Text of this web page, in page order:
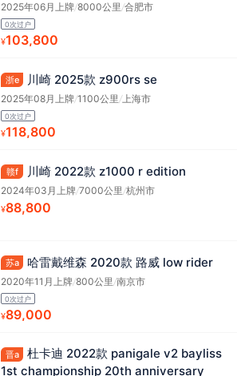
2025年06月上牌/8000公里/合肥市
0次过户
¥103,800
浙e 川崎 2025款 z900rs se
2025年08月上牌/1100公里 /上海市
0次过户
¥118,800
赣f 川崎 2022款 z1000 r edition
2024年03月上牌/7000公里 /杭州市
¥88,800
苏a 哈雷戴维森 2020款 路威 low rider
2020年11月上牌/800公里 /南京市
0次过户
¥89,000
晋a
杜卡迪 2022款 panigale v2 bayliss
1st championship 20th anniversary